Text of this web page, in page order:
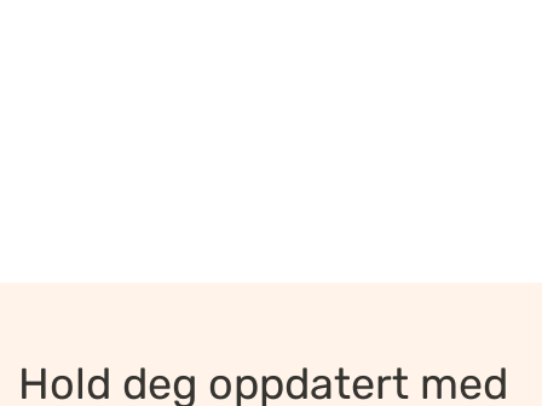
Hold deg oppdatert med